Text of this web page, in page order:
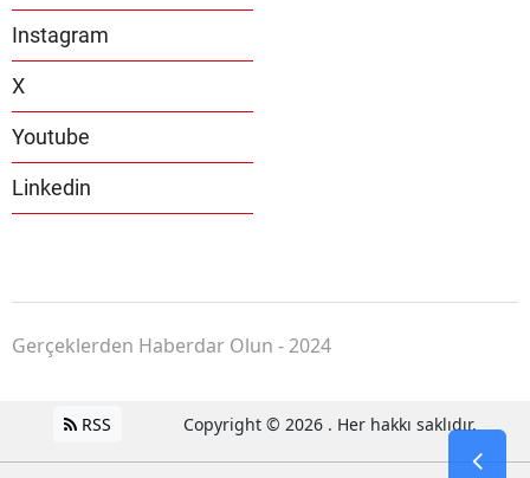
Instagram
X
Youtube
Linkedin
Gerçeklerden Haberdar Olun - 2024
RSS Copyright © 2026 . Her hakkı saklıdır.